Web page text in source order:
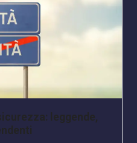
leggende,